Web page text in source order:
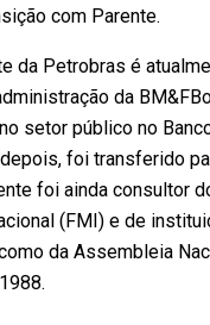
com Parente.
da Petrobras é
da
setor público no
foi transferido
foi ainda consultor
(FMI) e de
da Assembleia